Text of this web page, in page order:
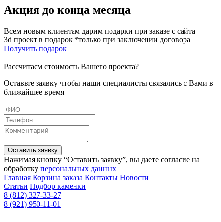
Акция до конца месяца
Всем новым клиентам дарим подарки при заказе с сайта
3d проект в подарок *только при заключении договора
Получить подарок
Рассчитаем стоимость Вашего проекта?
Оставьте заявку чтобы наши специалисты связались с Вами в
ближайшее время
Оставить заявку
Нажимая кнопку “Оставить заявку”, вы даете согласие на
обработку персональных данных
Главная Корзина заказа Контакты Новости
Статьи Подбор каменки
8 (812) 327-33-27
8 (921) 950-11-01